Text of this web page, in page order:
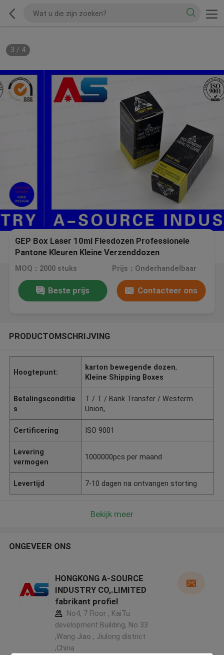
3 / 4
GEP Box Laser 10ml Flesdozen Professionele
Pantone Kleuren Kleine Verzenddozen
bodybuilding verpakkingsdozen
MOQ：2000 stuks Prijs：Onderhandelbaar
Beste prijs Contacteer ons
PRODUCTOMSCHRIJVING
Hoogtepunt:
karton bewegende dozen,
Kleine Shipping Boxes
Betalingsconditie
s
T / T / Bank Transfer / Westerm
Union,
Certificering ISO 9001
Levering
vermogen
1000000pcs per maand
Levertijd 7-10 dagen na ontvangen storting
Bekijk meer
ONGEVEER ONS
HONGKONG A-SOURCE
INDUSTRY CO,.LIMITED
fabrikant profiel
No4, 7 Floor , KaiTu
development Building, No 33
,Wang Jiao , Jiulong district
,China